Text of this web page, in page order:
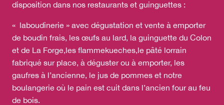
disposition dans nos restaurants et guinguettes :
« laboudinerie » avec dégustation et vente à emporter
de boudin frais, les œufs au lard, la guinguette du Colon
et de La Forge,les flammekueches,le pâté lorrain
fabriqué sur place, à déguster ou à emporter, les
gaufres à l’ancienne, le jus de pommes et notre
boulangerie où le pain est cuit dans l’ancien four au feu
de bois.